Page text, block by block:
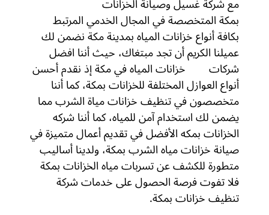
بمكة المتخصصة في المجال الخدمي المرتبط
بكافة أنواع خزانات المياه بمدينة مكة نضمن لك
عميلنا الكريم أن تجد مبتغاك، حيث أننا افضل
شركات خزانات المياه في مكة إذ نقدم أحسن
أنواع العوازل المختلفة للخزانات بمكة، كما أننا
متخصصون في تنظيف خزانات مياة الشرب مما
يضمن لك استخدام آمن للمياه، كما أننا شركه
الخزانات بمكه الأفضل في تقديم أعمال متميزة في
صيانة خزانات مياه الشرب بمكة، ولدينا أساليب
متطورة للكشف عن تسربات مياه الخزانات بمكة
فلا تفوت فرصة الحصول على خدمات شركة
تنظيف خزانات بمكة.